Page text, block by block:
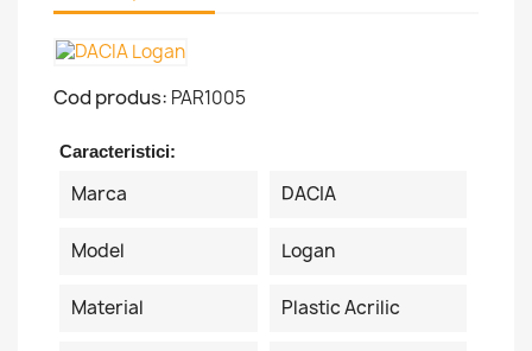
Cod produs: PAR1005
Caracteristici:
Marca DACIA
Model Logan
Material Plastic Acrilic